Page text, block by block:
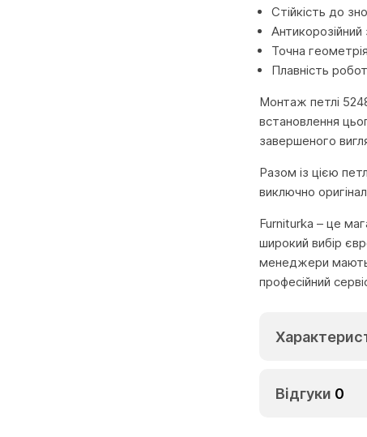
Стійкість до
Точна
Плавність
Монтаж петлі
встановлення
завершеного
Разом із цією
виключно
Furniturka – це
широкий вибір
менеджери мають
професійний
Відгуки 0